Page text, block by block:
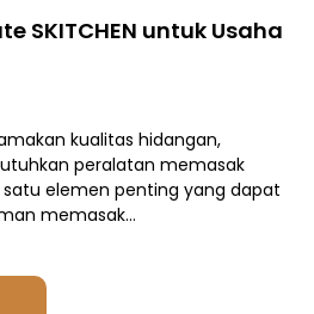
SKITCHEN untuk Usaha
kualitas hidangan,
peralatan memasak
satu elemen penting yang dapat
memasak…